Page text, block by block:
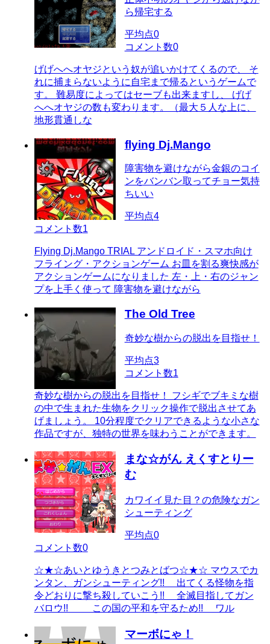
ら帰宅する
平均点0
コメント数0
げげへへオヤジという奴が追いかけてくるので、 そ
れに捕まらないように自宅まで帰るというゲームで
す。 難易度によってはセーブも出来ますし、 げげ
へへオヤジの数も変わります。（最大５人な上に、
地形貫通しな
flying Dj.Mango
障害物を避けながら金銀のコイ
ンをバンバン取ってチョー気持
ちいい
平均点4
コメント数1
Flying Dj.Mango TRIAL アンドロイド・スマホ向け
フライング・アクションゲーム お皿を割る爽快感が
アクションゲームになりました 左・上・右のジャン
プを上手く使って 障害物を避けながら
The Old Tree
奇妙な樹からの脱出を目指せ！
平均点3
コメント数1
奇妙な樹からの脱出を目指せ！ フシギでブキミな樹
の中で生まれた生物をクリック操作で脱出させてあ
げましょう。 10分程度でクリアできるような小さな
作品ですが、独特の世界を味わうことができます。
まな☆がん えくすとりー
む
カワイイ見た目？の危険なガン
シューティング
平均点0
コメント数0
☆★☆あいとゆうきとつみとばつ☆★☆ マウスでカ
ンタン、ガンシューティング!! 出てくる怪物を指
令どおりに撃ち殺していこう!! 全滅目指してガン
バロウ!! この国の平和を守るため!! ワル
マーボにゃ！